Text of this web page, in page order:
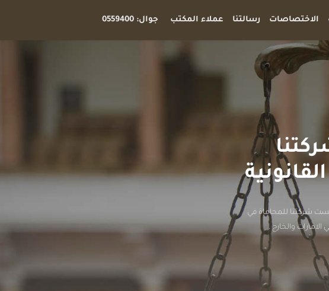
الاختصاصات رسالتنا عملاء المكتب جوال: 0559400
شركتنا للمحاماة في